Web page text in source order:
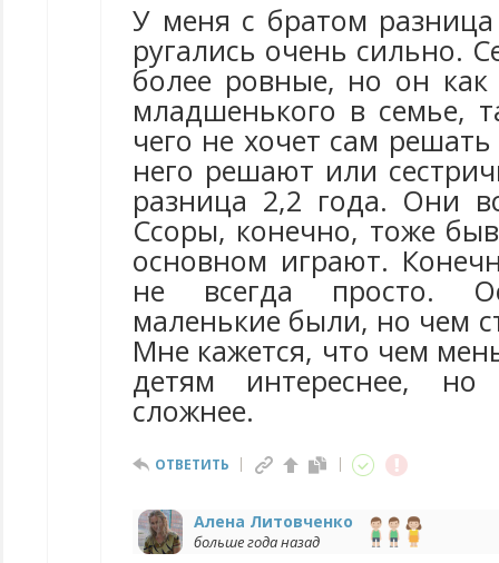
У меня с братом
ругались очень сильно.
более ровные, но он
младшенького в семье,
чего не хочет сам
него решают или
разница 2,2 года. Они
Ссоры, конечно, тоже
основном играют.
не всегда просто.
маленькие были, но чем
Мне кажется, что чем
детям интереснее,
сложнее.
ОТВЕТИТЬ
Алена Литовченко
больше года назад